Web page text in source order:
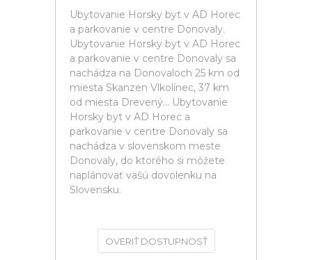
Ubytovanie Horsky byt v AD Horec
a parkovanie v centre Donovaly.
Ubytovanie Horsky byt v AD Horec
a parkovanie v centre Donovaly sa
nachádza na Donovaloch 25 km od
miesta Skanzen Vlkolínec, 37 km
od miesta Drevený... Ubytovanie
Horsky byt v AD Horec a
parkovanie v centre Donovaly sa
nachádza v slovenskom meste
Donovaly, do ktorého si môžete
naplánovať vašú dovolenku na
Slovensku.
OVERIŤ DOSTUPNOSŤ